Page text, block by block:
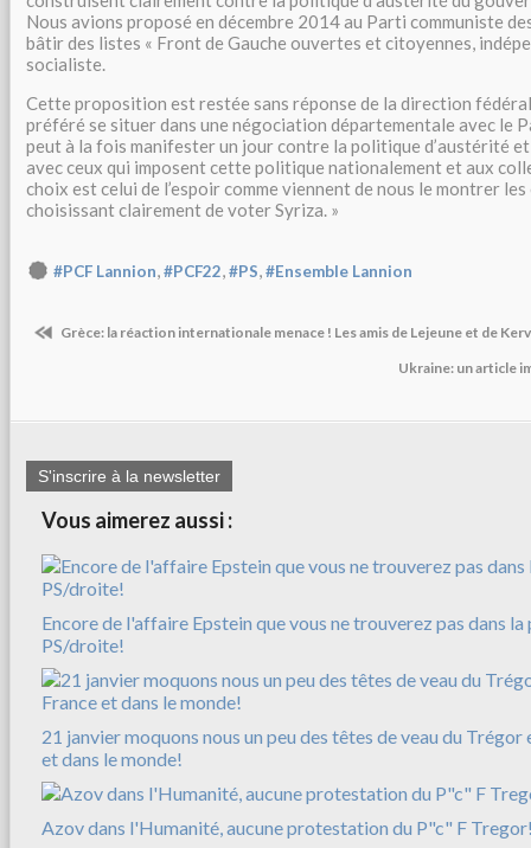
Nous avions proposé en décembre 2014 au Parti communiste
bâtir des listes « Front de Gauche ouvertes et citoyennes,
socialiste.
Cette proposition est restée sans réponse de la direction
préféré se situer dans une négociation départementale avec le
peut à la fois manifester un jour contre la politique d’austérité et
avec ceux qui imposent cette politique nationalement et aux
choix est celui de l’espoir comme viennent de nous le montrer
choisissant clairement de voter Syriza. »
#PCF Lannion,#PCF22,#PS,#Ensemble Lannion
Grèce: la réaction internationale menace ! Les amis de Lejeune et de
Ukraine: un article
S'inscrire à la newsletter
Vous aimerez aussi :
Encore de l'affaire Epstein que vous ne trouverez pas dans
PS/droite!
21 janvier moquons nous un peu des têtes de veau du Trégor
et dans le monde!
Azov dans l'Humanité, aucune protestation du P"c" F